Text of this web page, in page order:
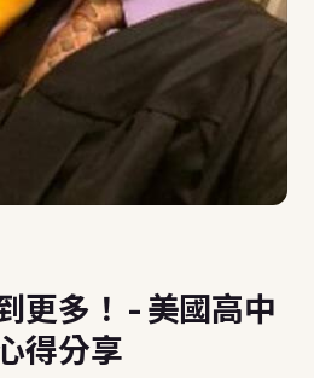
更多！ - 美國高中
得分享